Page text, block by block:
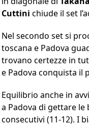
Cuttini chiude il set
Nel secondo set si
toscana e Padova
trovano certezze in
e Padova conquista il
Equilibrio anche in
a Padova di gettare le
consecutivi (11-12). I